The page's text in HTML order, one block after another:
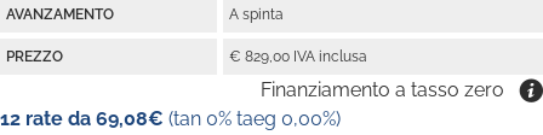
AVANZAMENTO A spinta
PREZZO € 829,00 IVA inclusa
Finanziamento a tasso zero
12 rate da 69,08€ (tan 0% taeg 0,00%)